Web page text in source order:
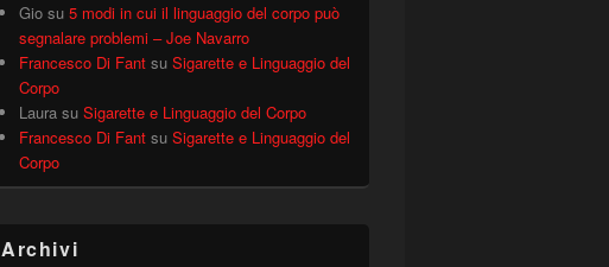
Gio su 5 modi in cui il linguaggio del corpo può
segnalare problemi – Joe Navarro
Francesco Di Fant su Sigarette e Linguaggio del
Corpo
Laura su Sigarette e Linguaggio del Corpo
Francesco Di Fant su Sigarette e Linguaggio del
Corpo
Archivi